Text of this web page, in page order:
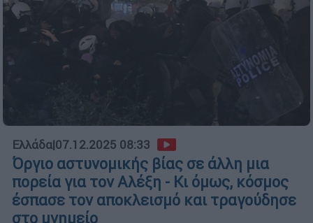
Ελλάδα|07.12.2025 08:33
Όργιο αστυνομικής βίας σε άλλη μια
πορεία για τον Αλέξη - Κι όμως, κόσμος
έσπασε τον αποκλεισμό και τραγούδησε
στο μνημείο